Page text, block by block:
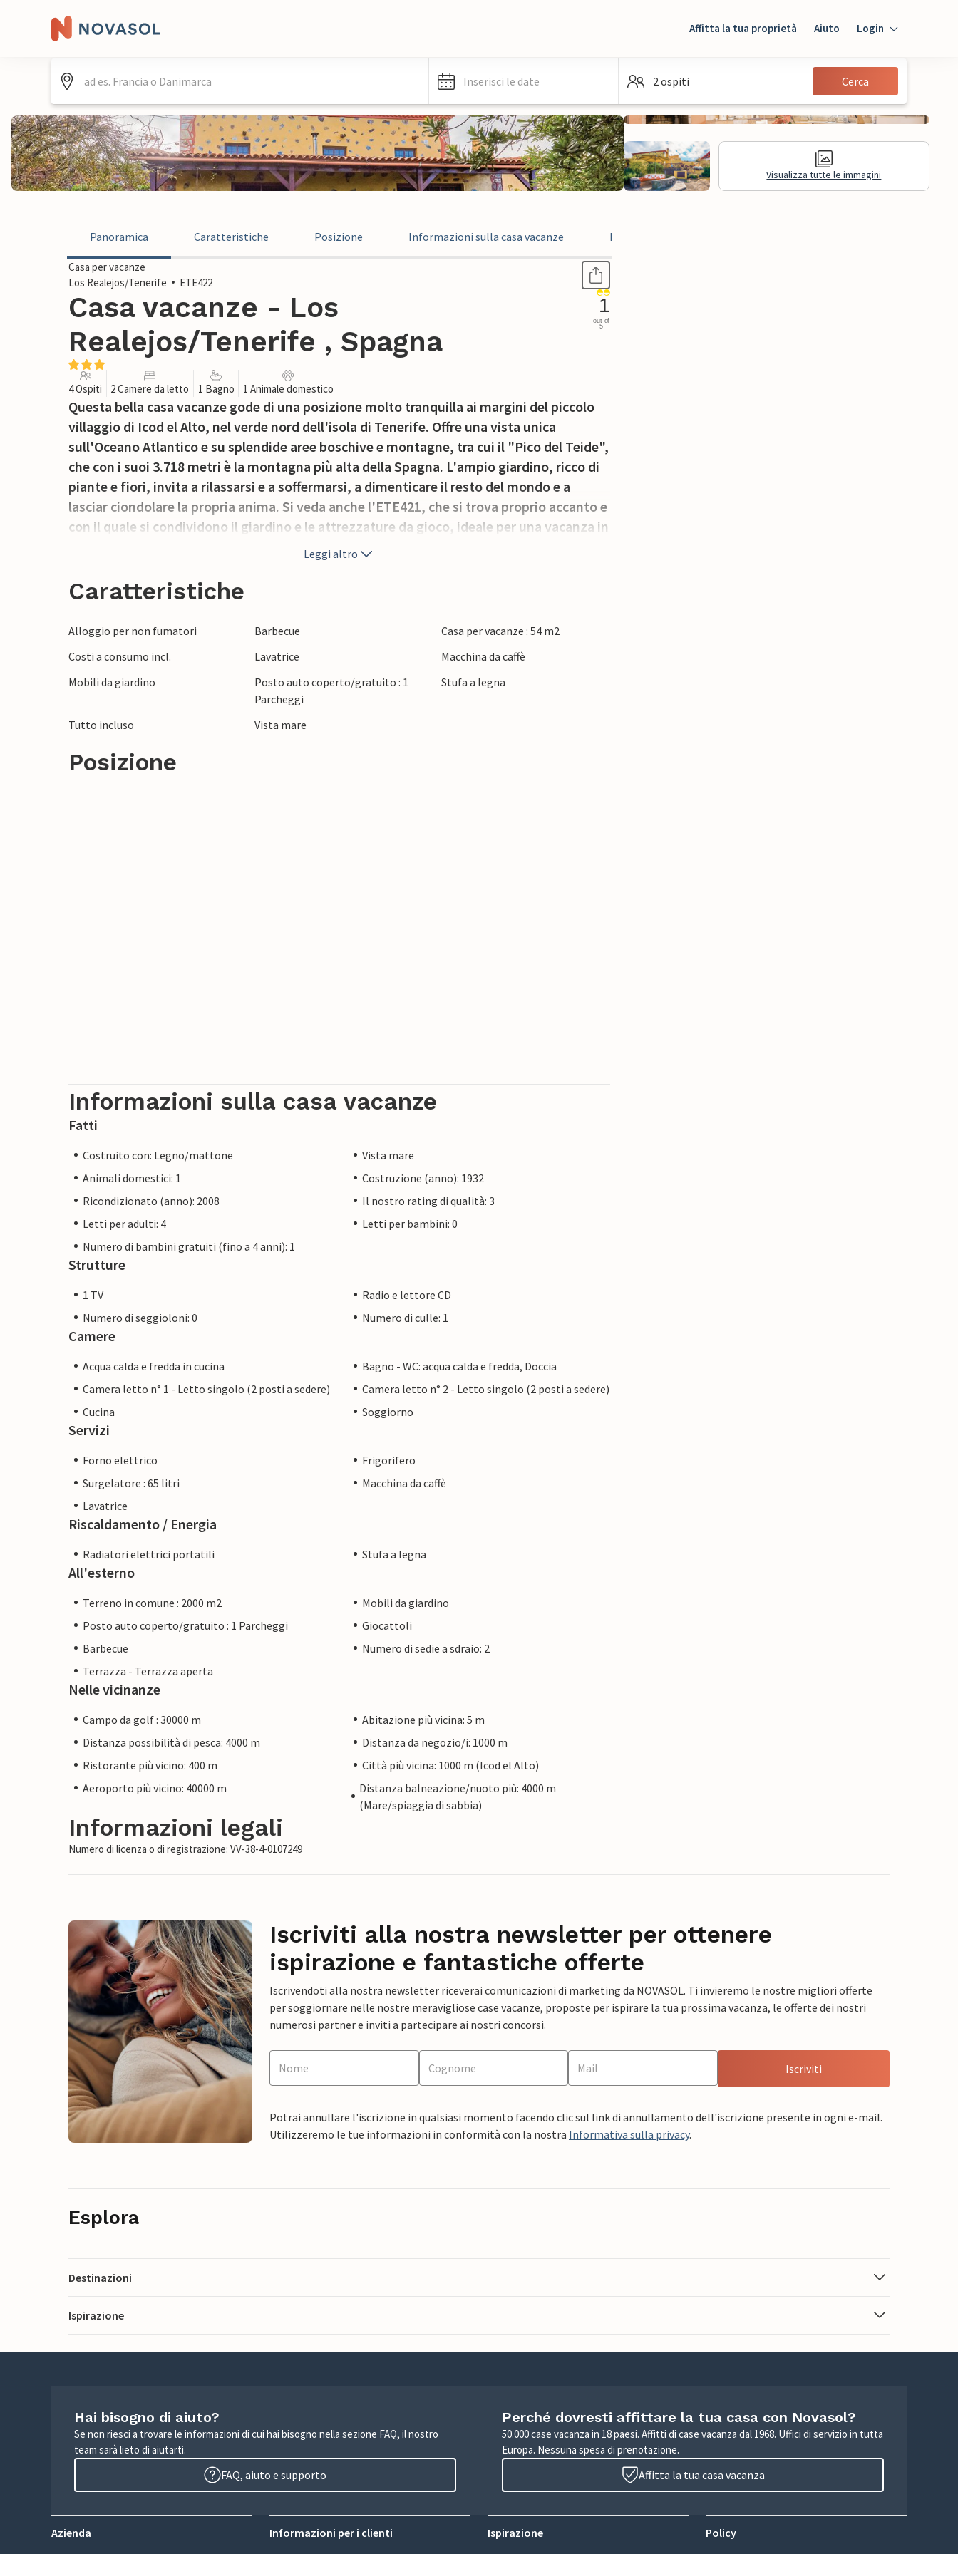
Affitta la tua proprietà Aiuto Login
Ospiti
Inserisci le date 2 ospiti Cerca
Visualizza tutte le immagini
Panoramica Caratteristiche Posizione Informazioni sulla casa vacanze Recensioni
Casa per vacanze
Los Realejos/Tenerife
ETE422
Casa vacanze - Los
Realejos/Tenerife , Spagna
1
out of
5
4 Ospiti 2 Camere da letto 1 Bagno 1 Animale domestico
Questa bella casa vacanze gode di una posizione molto tranquilla ai margini del piccolo
villaggio di Icod el Alto, nel verde nord dell'isola di Tenerife. Offre una vista unica
sull'Oceano Atlantico e su splendide aree boschive e montagne, tra cui il "Pico del Teide",
che con i suoi 3.718 metri è la montagna più alta della Spagna. L'ampio giardino, ricco di
piante e fiori, invita a rilassarsi e a soffermarsi, a dimenticare il resto del mondo e a
lasciar ciondolare la propria anima. Si veda anche l'ETE421, che si trova proprio accanto e
con il quale si condividono il giardino e le attrezzature da gioco, ideale per una vacanza in
Leggi altro
Caratteristiche
Alloggio per non fumatori Barbecue
Casa per vacanze : 54 m2
Costi a consumo incl.
Lavatrice
Macchina da caffè
Mobili da giardino
Posto auto coperto/gratuito : 1
Parcheggi
Stufa a legna
Tutto incluso Vista mare
Posizione
Informazioni sulla casa vacanze
Fatti
Costruito con: Legno/mattone
Vista mare
Animali domestici: 1
Costruzione (anno): 1932
Ricondizionato (anno): 2008
Il nostro rating di qualità: 3
Letti per adulti: 4
Letti per bambini: 0
Numero di bambini gratuiti (fino a 4 anni): 1
Strutture
1 TV
Radio e lettore CD
Numero di seggioloni: 0
Numero di culle: 1
Camere
Acqua calda e fredda in cucina
Bagno - WC: acqua calda e fredda, Doccia
Camera letto n° 1 - Letto singolo (2 posti a sedere)
Camera letto n° 2 - Letto singolo (2 posti a sedere)
Cucina
Soggiorno
Servizi
Forno elettrico
Frigorifero
Surgelatore : 65 litri
Macchina da caffè
Lavatrice
Riscaldamento / Energia
Radiatori elettrici portatili Stufa a legna
All'esterno
Terreno in comune : 2000 m2
Mobili da giardino
Posto auto coperto/gratuito : 1 Parcheggi
Giocattoli
Barbecue
Numero di sedie a sdraio: 2
Terrazza - Terrazza aperta
Nelle vicinanze
Campo da golf : 30000 m
Abitazione più vicina: 5 m
Distanza possibilità di pesca: 4000 m
Distanza da negozio/i: 1000 m
Ristorante più vicino: 400 m
Città più vicina: 1000 m (Icod el Alto)
Aeroporto più vicino: 40000 m
Distanza balneazione/nuoto più: 4000 m
(Mare/spiaggia di sabbia)
Informazioni legali
Numero di licenza o di registrazione: VV-38-4-0107249
Iscriviti alla nostra newsletter per ottenere
ispirazione e fantastiche offerte
Iscrivendoti alla nostra newsletter riceverai comunicazioni di marketing da NOVASOL. Ti invieremo le nostre migliori offerte
per soggiornare nelle nostre meravigliose case vacanze, proposte per ispirare la tua prossima vacanza, le offerte dei nostri
numerosi partner e inviti a partecipare ai nostri concorsi.
Iscriviti
Potrai annullare l'iscrizione in qualsiasi momento facendo clic sul link di annullamento dell'iscrizione presente in ogni e-mail.
Utilizzeremo le tue informazioni in conformità con la nostra Informativa sulla privacy.
Esplora
Destinazioni
Ispirazione
Hai bisogno di aiuto?
Se non riesci a trovare le informazioni di cui hai bisogno nella sezione FAQ, il nostro
team sarà lieto di aiutarti.
FAQ, aiuto e supporto
Perché dovresti affittare la tua casa con Novasol?
50.000 case vacanza in 18 paesi. Affitti di case vacanza dal 1968. Uffici di servizio in tutta
Europa. Nessuna spesa di prenotazione.
Affitta la tua casa vacanza
Azienda Informazioni per i clienti Ispirazione Policy